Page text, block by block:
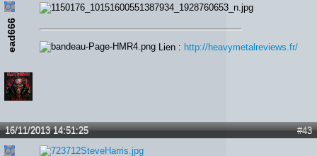
ead666 Lien : http://heavymetalreviews.fr/
#43
16/11/2013 14:51:25